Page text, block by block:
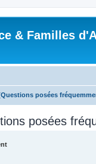
& Familles
posées
posées